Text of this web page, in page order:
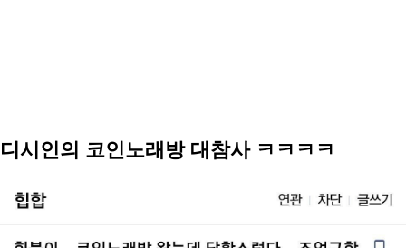
디시인의 코인노래방 대참사 ㅋㅋㅋㅋ